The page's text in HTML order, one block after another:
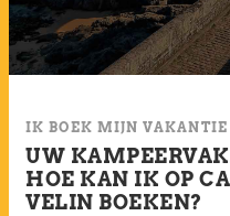
IK BOEK MIJN VAKANTIE
UW
HOE KAN IK OP
VELIN BOEKEN?